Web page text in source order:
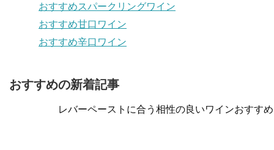
おすすめスパークリングワイン
おすすめ甘口ワイン
おすすめ辛口ワイン
おすすめの新着記事
レバーペーストに合う相性の良いワインおすす